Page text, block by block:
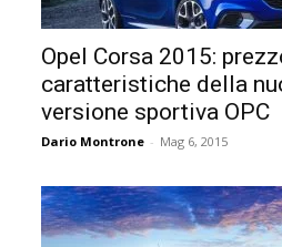
Opel Corsa 2015:
caratteristiche della
versione sportiva OPC
Dario Montrone - Mag 6, 2015